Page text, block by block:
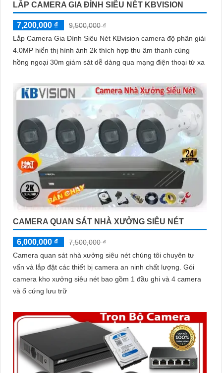
LẮP CAMERA GIA ĐÌNH SIÊU NÉT KBVISION
7,200,000 ₫
9,500,000 ₫
Lắp Camera Gia Đình Siêu Nét KBvision camera độ phân giải
4.0MP hiển thị hình ảnh 2k thích hợp thu âm thanh cùng
hồng ngoại 30m giám sát dễ dàng qua mạng điện thoại từ xa
CAMERA QUAN SÁT NHÀ XƯỞNG SIÊU NÉT
6,000,000 ₫
7,500,000 ₫
Camera quan sát nhà xưởng siêu nét chúng tôi chuyên tư
vấn và lắp đặt các thiết bị camera an ninh chất lượng. Gói
camera kho xưởng siêu nét bao gồm 1 đầu ghi và 4 camera
và ổ cứng lưu trữ